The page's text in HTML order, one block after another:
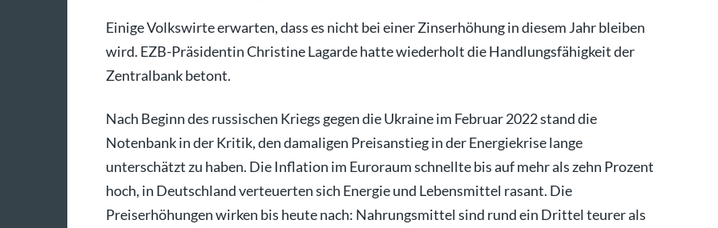
Einige Volkswirte erwarten, dass es nicht bei einer Zinserhöhung in diesem Jahr bleiben
wird. EZB-Präsidentin Christine Lagarde hatte wiederholt die Handlungsfähigkeit der
Zentralbank betont.
Nach Beginn des russischen Kriegs gegen die Ukraine im Februar 2022 stand die
Notenbank in der Kritik, den damaligen Preisanstieg in der Energiekrise lange
unterschätzt zu haben. Die Inflation im Euroraum schnellte bis auf mehr als zehn Prozent
hoch, in Deutschland verteuerten sich Energie und Lebensmittel rasant. Die
Preiserhöhungen wirken bis heute nach: Nahrungsmittel sind rund ein Drittel teurer als